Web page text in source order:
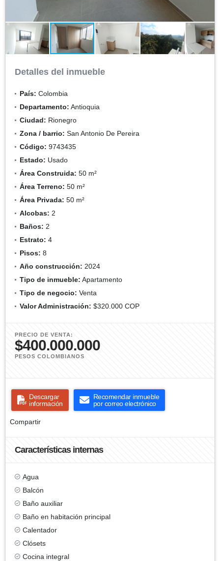
Detalles del inmueble
País: Colombia
Departamento: Antioquia
Ciudad: Rionegro
Zona / barrio: San Antonio De Pereira
Código: 9743435
Estado: Usado
Área Construida: 50 m²
Área Terreno: 50 m²
Área Privada: 50 m²
Alcobas: 2
Baños: 2
Estrato: 4
Pisos: 8
Año construcción: 2024
Tipo de inmueble: Apartamento
Tipo de negocio: Venta
Valor Administración: $320.000 COP
PRECIO DE VENTA:
$400.000.000
PESOS COLOMBIANOS
Descargar
información
Recomendar inmueble
por correo electrónico
Compartir
Características internas
Agua
Balcón
Baño auxiliar
Baño en habitación principal
Calentador
Clósets
Cocina integral